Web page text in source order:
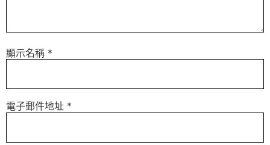
顯示名稱 *
電子郵件地址 *